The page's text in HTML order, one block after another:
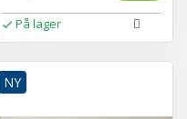
På lager
NY